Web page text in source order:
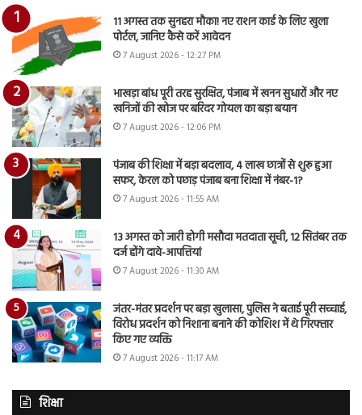
11 अगस्त तक सुनहरा मौका! नए राशन कार्ड के लिए खुला
पोर्टल, जानिए कैसे करें आवेदन
7 August 2026 - 12:27 PM
भाखड़ा बांध पूरी तरह सुरक्षित, पंजाब में खनन सुधारों और नए
खनिजों की खोज पर बरिंदर गोयल का बड़ा बयान
7 August 2026 - 12:06 PM
पंजाब की शिक्षा में बड़ा बदलाव, 4 लाख छात्रों से शुरू हुआ
सफर, केरल को पछाड़ पंजाब बना शिक्षा में नंबर-1?
7 August 2026 - 11:55 AM
13 अगस्त को जारी होगी मसौदा मतदाता सूची, 12 सितंबर तक
दर्ज होंगे दावे-आपत्तियां
7 August 2026 - 11:30 AM
जंतर-मंतर प्रदर्शन पर बड़ा खुलासा, पुलिस ने बताई पूरी सच्चाई,
विरोध प्रदर्शन को निशाना बनाने की कोशिश में थे गिरफ्तार
किए गए व्यक्ति
7 August 2026 - 11:17 AM
शिक्षा